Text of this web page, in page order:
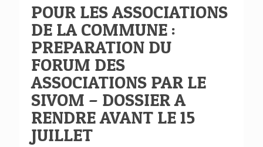
POUR LES ASSOCIATIONS
DE LA COMMUNE :
PREPARATION DU
FORUM DES
ASSOCIATIONS PAR LE
SIVOM – DOSSIER A
RENDRE AVANT LE 15
JUILLET